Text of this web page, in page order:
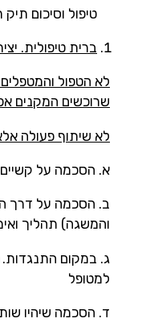
טיפול וסיכום תיק
ברית טיפולית.
לא הטפול
שרוכשים המקנים
לא שיתוף פעולה
א. הסכמה על קשיים
ב. הסכמה על דרך
והמשגה) תהליך
ג. במקום
למטופל
ד. הסכמה שיהיו